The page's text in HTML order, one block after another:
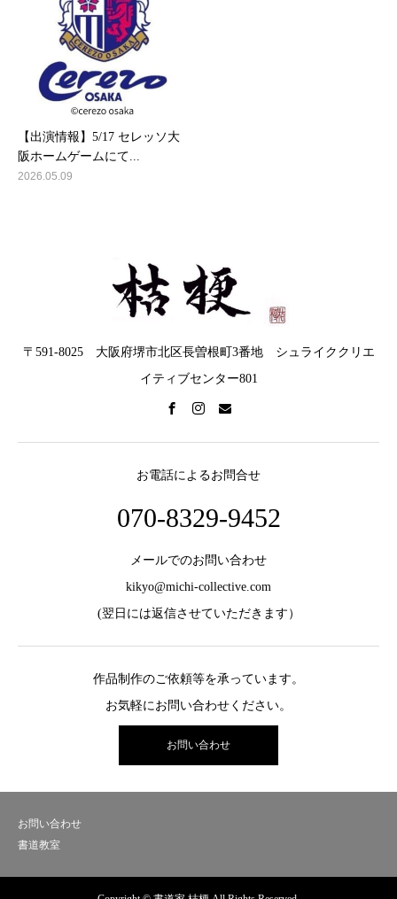
【出演情報】5/17 セレッソ大
阪ホームゲームにて...
2026.05.09
〒591-8025 大阪府堺市北区長曽根町3番地 シュライククリエ
イティブセンター801
お電話によるお問合せ
070-8329-9452
メールでのお問い合わせ
kikyo@michi-collective.com
(翌日には返信させていただきます）
作品制作のご依頼等を承っています。
お気軽にお問い合わせください。
お問い合わせ
お問い合わせ
書道教室